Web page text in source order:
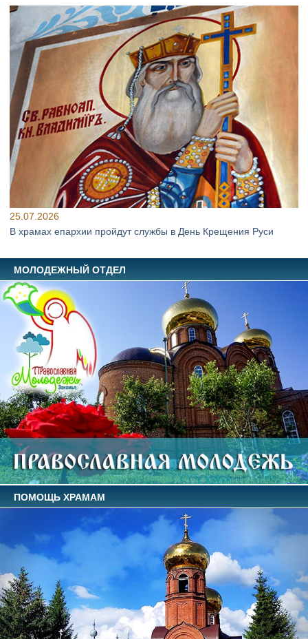
25.07.2026
В храмах епархии пройдут службы в День Крещения Руси
МОЛОДЕЖНЫЙ ОТДЕЛ
ПОМОЩЬ ХРАМАМ